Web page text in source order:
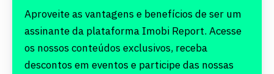
Aproveite as vantagens e benefícios de ser um
assinante da plataforma Imobi Report. Acesse
os nossos conteúdos exclusivos, receba
descontos em eventos e participe das nossas